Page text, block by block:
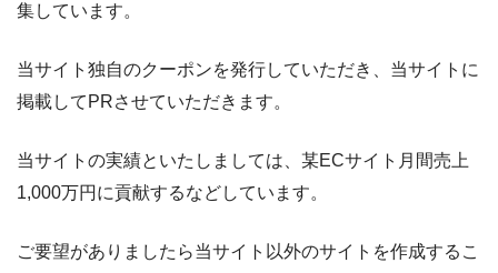
集しています。
当サイト独自のクーポンを発行していただき、当サイトに
掲載してPRさせていただきます。
当サイトの実績といたしましては、某ECサイト月間売上
1,000万円に貢献するなどしています。
ご要望がありましたら当サイト以外のサイトを作成するこ